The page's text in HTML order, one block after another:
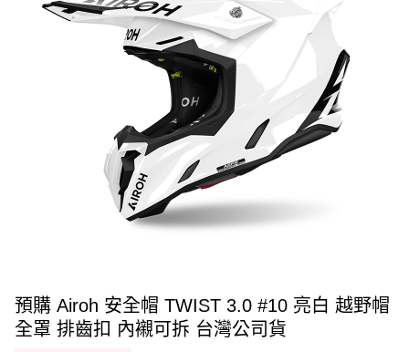
預購 Airoh 安全帽 TWIST 3.0 #10 亮白 越野帽
全罩 排齒扣 內襯可拆 台灣公司貨